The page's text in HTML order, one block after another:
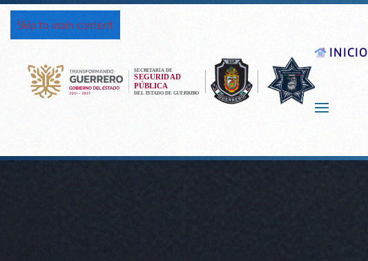
Skip to main content
INICIO